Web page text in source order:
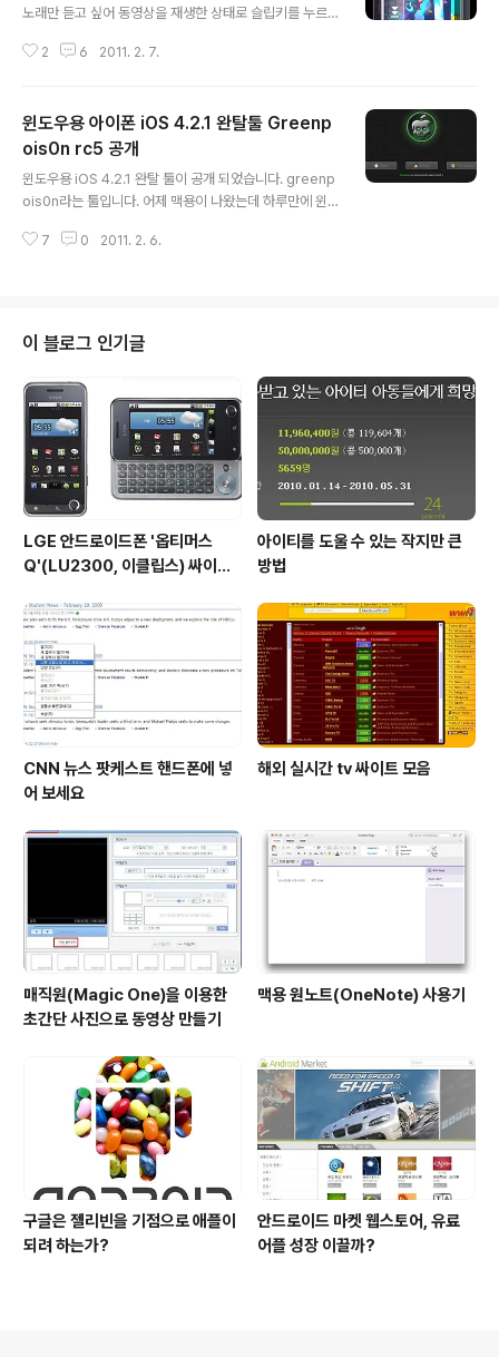
노래만 듣고 싶어 동영상을 재생한 상태로 슬립키를 누르
태로 주머니에 넣거나 손에 들고 있습니다. 그런데 동영상
다. 2. 홈키를 두번 눌러 멀티 테스킹 바를 연다. 3. 멀티 테
스킹 바를 오른쪽으로 밀어 왼쪽의 화면 고정 버튼을 터치
해 화면을 고정시킨다. 4. 그상태에서 멀티 테스킹바의 재
생 버튼을 누른다. 5. 슬립 버튼을 누른다. 이제 동영상이
재생되고 있는 상태로 화면이 꺼지게 됩니다. 유뷰브에서
음악 들을때 유용하게 활용할 수 있겠네요. ^^
2 6 2011. 2. 7.
윈도우용 아이폰 iOS 4.2.1 완탈툴 Greenp
ois0n rc5 공개
윈도우용 iOS 4.2.1 완탈 툴이 공개 되었습니다. greenp
ois0n라는 툴입니다. 어제 맥용이 나왔는데 하루만에 윈
다. - iPod Touch 2G (all bootroms) - iPod Touch
ed in RC) 1. 준비사항 - greenpois0n rc5 다운로드 -
iOS 4.2.1 (탈옥상태는 안됨 redsn0w 반탈상태에서도
잘 된다고 합니다) 2. greenpois0n 실행 DFU ..
7 0 2011. 2. 6.
이 블로그 인기글
LGE 안드로이드폰 '옵티머스
Q'(LU2300, 이클립스) 싸이언
아이티를 도울 수 있는 작지만 큰
방법
CNN 뉴스 팟케스트 핸드폰에 넣
어 보세요
해외 실시간 tv 싸이트 모음
매직원(Magic One)을 이용한
초간단 사진으로 동영상 만들기
맥용 원노트(OneNote) 사용기
구글은 젤리빈을 기점으로 애플이
되려 하는가?
안드로이드 마켓 웹스토어, 유료
어플 성장 이끌까?